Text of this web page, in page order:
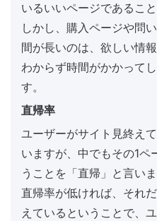
いるいいページであること
しかし、購入ページや問
間が長いのは、欲しい情
わからず時間がかかって
す。
直帰率
ユーザーがサイト見終え
いますが、中でもその1ペ
うことを「直帰」と言いま
直帰率が低ければ、それ
えているということで、